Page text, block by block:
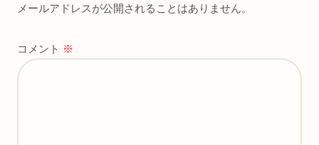
メールアドレスが公開されることはありません。
コメント ※